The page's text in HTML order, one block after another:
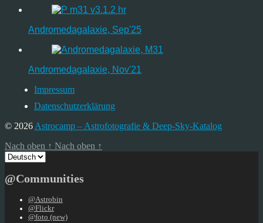
Andromedagalaxie, Sep'25
Andromedagalaxie, Nov'21
Impressum
Datenschutzerklärung
© 2026 Astrocamp – Astrofotografie & Deep-Sky-Katalog
Nach oben ↑ Nach oben ↑
Sprache
auswählen
@Communities
@Astrobin
@Flickr
@foto (new)